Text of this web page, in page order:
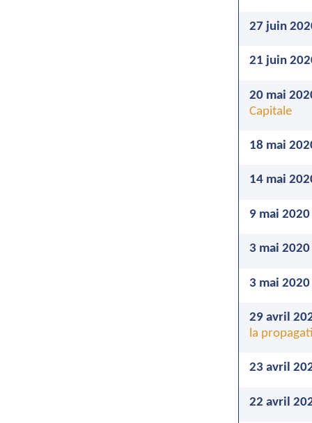
27 juin
21 juin
20 mai
Capitale
18 mai
14 mai
9 mai
3 mai
3 mai
29 avril
la
23 avril
22 avril